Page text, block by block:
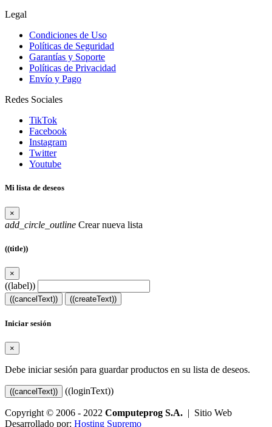
Legal
Condiciones de Uso
Políticas de Seguridad
Garantías y Soporte
Políticas de Privacidad
Envío y Pago
Redes Sociales
TikTok
Facebook
Instagram
Twitter
Youtube
Mi lista de deseos
×
add_circle_outline Crear nueva lista
((title))
×
((label))
((cancelText)) ((createText))
Iniciar sesión
×
Debe iniciar sesión para guardar productos en su lista de deseos.
((cancelText)) ((loginText))
Copyright © 2006 - 2022 Computeprog S.A. | Sitio Web
Desarrollado por: Hosting Supremo